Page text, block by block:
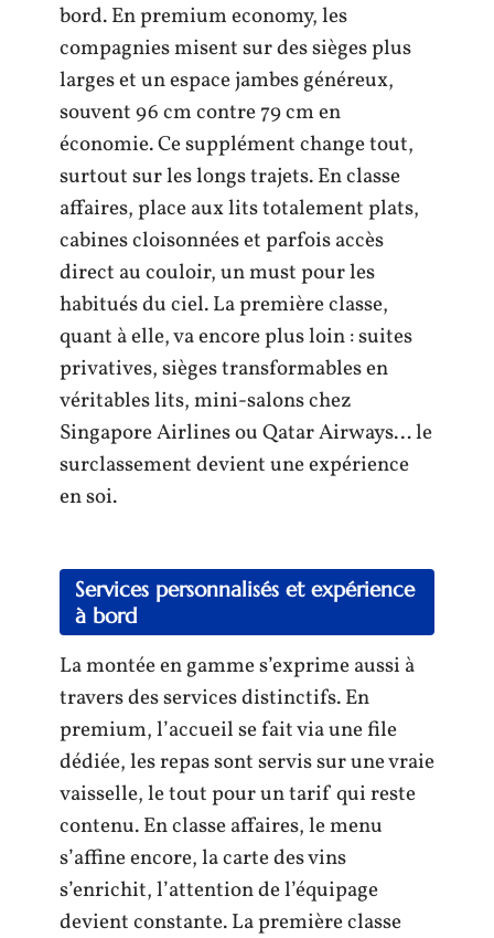
bord. En premium economy, les
compagnies misent sur des sièges plus
larges et un espace jambes généreux,
souvent 96 cm contre 79 cm en
économie. Ce supplément change tout,
surtout sur les longs trajets. En classe
affaires, place aux lits totalement plats,
cabines cloisonnées et parfois accès
direct au couloir, un must pour les
habitués du ciel. La première classe,
quant à elle, va encore plus loin : suites
privatives, sièges transformables en
véritables lits, mini-salons chez
Singapore Airlines ou Qatar Airways… le
surclassement devient une expérience
en soi.
Services personnalisés et expérience
à bord
La montée en gamme s’exprime aussi à
travers des services distinctifs. En
premium, l’accueil se fait via une file
dédiée, les repas sont servis sur une vraie
vaisselle, le tout pour un tarif qui reste
contenu. En classe affaires, le menu
s’affine encore, la carte des vins
s’enrichit, l’attention de l’équipage
devient constante. La première classe